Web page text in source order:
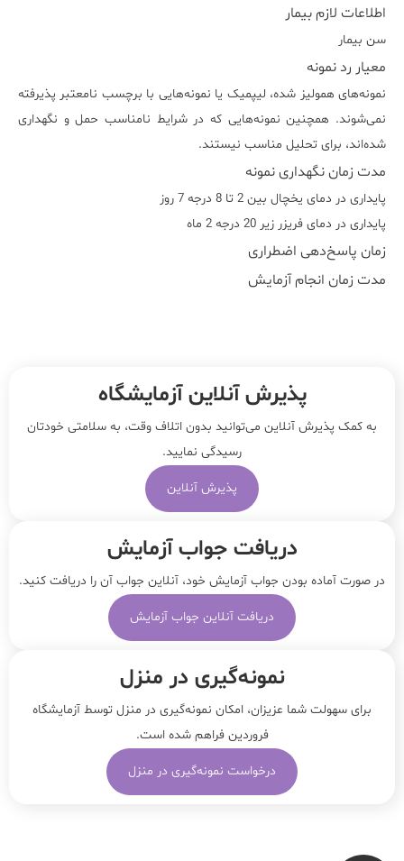
اطلاعات لازم بیمار
سن بیمار
معیار رد نمونه
نمونه‌های همولیز شده، لیپمیک یا نمونه‌هایی با برچسب نامعتبر پذیرفته
نمی‌شوند. همچنین نمونه‌هایی که در شرایط نامناسب حمل و نگهداری
شده‌اند، برای تحلیل مناسب نیستند.
مدت زمان نگهداری نمونه
پایداری در دمای یخچال بین 2 تا 8 درجه 7 روز
پایداری در دمای فریزر زیر 20 درجه 2 ماه
زمان پاسخ‌دهی اضطراری
مدت زمان انجام آزمایش
پذیرش آنلاین آزمایشگاه
به کمک پذیرش آنلاین می‌توانید بدون اتلاف وقت، به سلامتی خودتان
رسیدگی نمایید.
پذیرش آنلاین
دریافت جواب آزمایش
در صورت آماده بودن جواب آزمایش خود، آنلاین جواب‌ آن را دریافت کنید.
دریافت آنلاین جواب آزمایش
نمونه‌‌گیری در منزل
برای سهولت شما عزیزان، امکان نمونه‌گیری در منزل توسط آزمایشگاه
فروردین فراهم شده است.
درخواست نمونه‌گیری در منزل